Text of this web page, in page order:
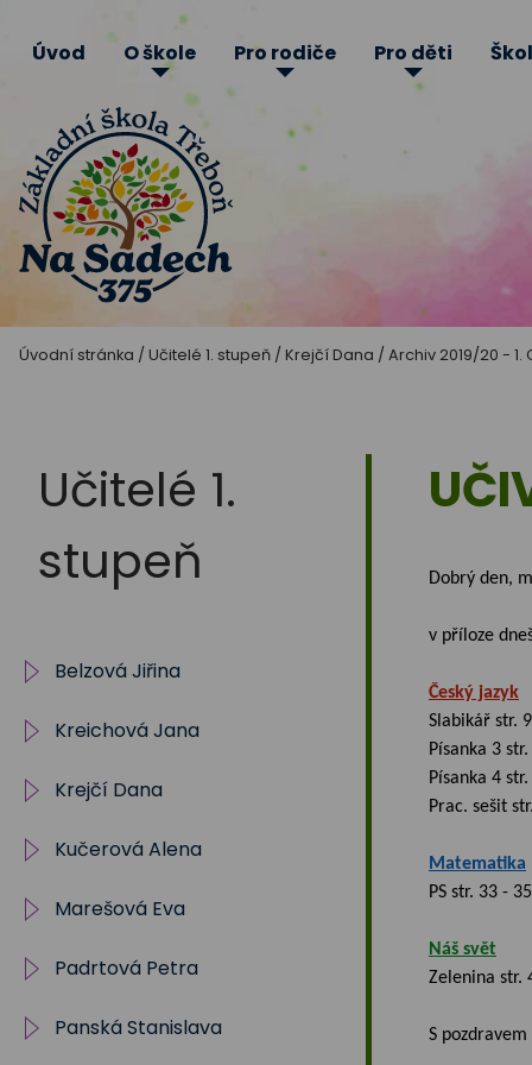
Základní
Třeboň
Na
375
Úvod O škole Pro rodiče Pro děti
Úvodní stránka / Učitelé 1. stupeň / Krejčí Dana / Archiv 2019/20 - 1.
Dobrý den,
v příloze
Český jazyk
Slabikář str.
Písanka 3
Písanka 4
Prac. sešit
Matematika
PS str. 33 - 35
Náš svět
Zelenina str.
S pozdravem
Učitelé 1.
stupeň
Belzová Jiřina
1.A 2025/2026
Kreichová Jana
2025/2026 - 5. B
Krejčí Dana
Archiv 2012/13 - 5. A
Archiv 2013/14 - 1. A
Archiv 2014/15 - 2. A
Archiv 2015/16 - 3. A
Kučerová Alena
Archiv 1. A - 2023/2024
2. A - 2024/ 2025
3. A - 2025/2026
Marešová Eva
Náš svět
ICT 5. A
Padrtová Petra
Archiv 1. A 2021/2022
Panská Stanislava